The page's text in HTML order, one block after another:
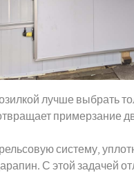
лучше выбрать
примерзание
систему,
С этой задачей